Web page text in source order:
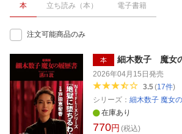
本 立ち読み（本） 電子書籍
注文可能商品のみ
本 細木数子 魔女
2026年04月15日 発売
3.5(17件)
シリーズ： 細木数子 魔女
在庫あり
770円 (税込)